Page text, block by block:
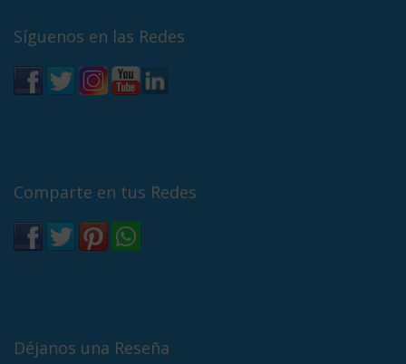
Síguenos en las Redes
Comparte en tus Redes
Déjanos una Reseña